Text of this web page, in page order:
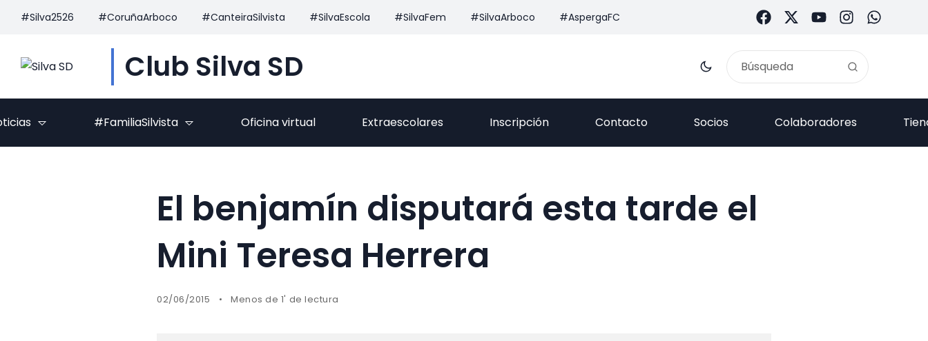
#Silva2526 #CoruñaArboco #CanteiraSilvista #SilvaEscola #SilvaFem #SilvaArboco #AspergaFC
Club Silva SD
#FamiliaSilvista Oficina virtual Extraescolares Inscripción Contacto Socios Colaboradores
El benjamín disputará esta tarde el
Mini Teresa Herrera
02/06/2015 Menos de 1' de lectura